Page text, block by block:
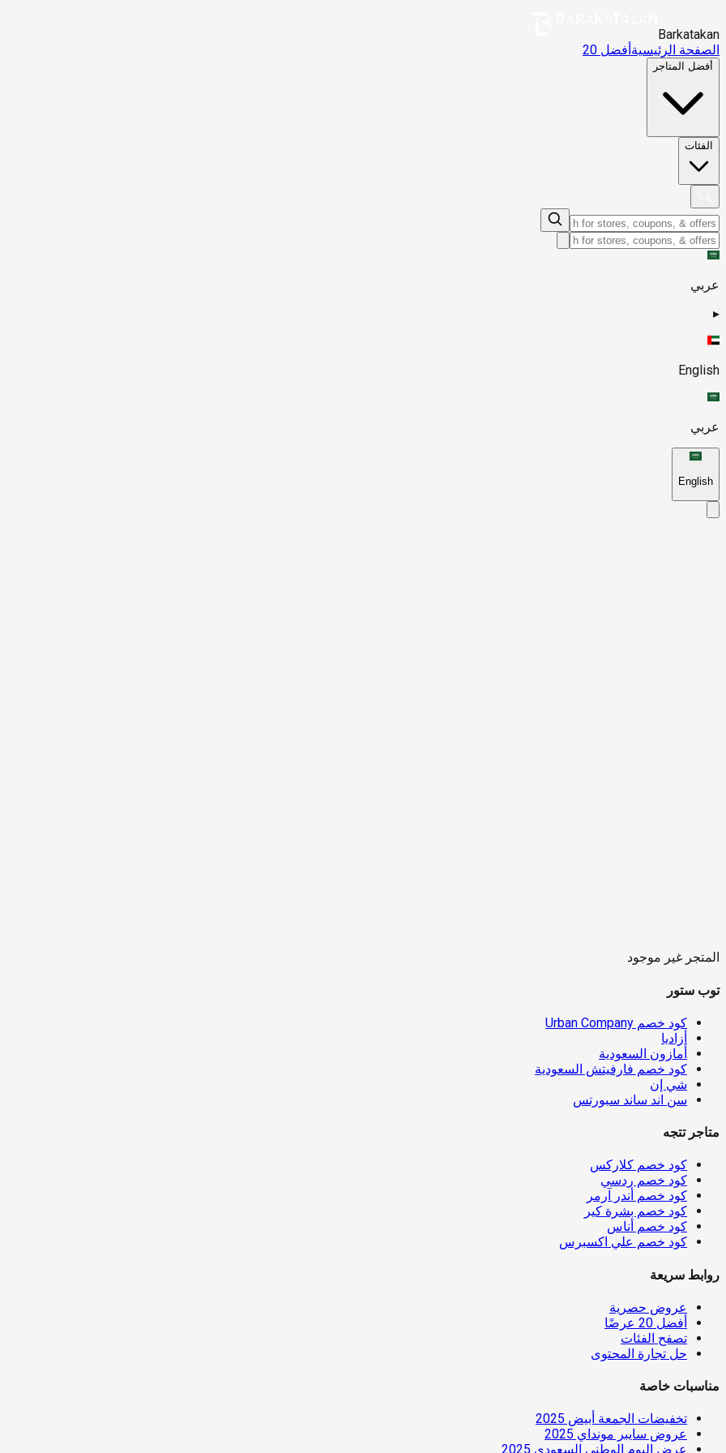
Barkatakan
الصفحة الرئيسيةأفضل 20
أفضل المتاجر
الفئات
عربي
▸
English
عربي
English
المتجر غير موجود
توب ستور
كود خصم Urban Company
أزاديا
أمازون السعودية
كود خصم فارفيتش السعودية
شي إن
سن اند ساند سبورتس
متاجر تتجه
كود خصم كلاركس
كود خصم ردسي
كود خصم أندر آرمر
كود خصم بشرة كير
كود خصم أناس
كود خصم علي اكسبرس
روابط سريعة
عروض حصرية
أفضل 20 عرضًا
تصفح الفئات
حل تجارة المحتوى
مناسبات خاصة
تخفيضات الجمعة أبيض 2025
عروض سايبر مونداي 2025
عرض اليوم الوطني السعودي 2025